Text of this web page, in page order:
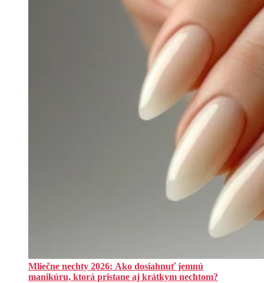
Mliečne nechty 2026: Ako dosiahnuť jemnú
manikúru, ktorá pristane aj krátkym nechtom?